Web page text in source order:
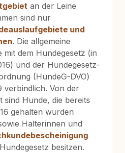
an der Leine
sind nur
und
. Die allgemeine
dem Hundegesetz (in
und der Hundegesetz-
(HundeG-DVO)
verbindlich. Von der
sind Hunde, die bereits
gehalten wurden
Halterinnen und
besitzen.